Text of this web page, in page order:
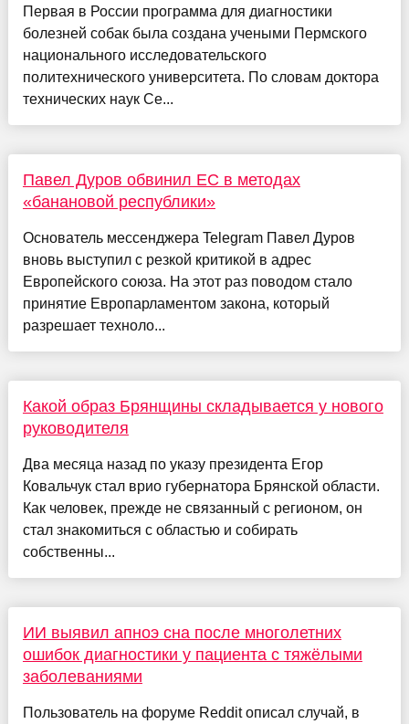
Первая в России программа для диагностики
болезней собак была создана учеными Пермского
национального исследовательского
политехнического университета. По словам доктора
технических наук Се...
Павел Дуров обвинил ЕС в методах
«банановой республики»
Основатель мессенджера Telegram Павел Дуров
вновь выступил с резкой критикой в адрес
Европейского союза. На этот раз поводом стало
принятие Европарламентом закона, который
разрешает техноло...
Какой образ Брянщины складывается у нового
руководителя
Два месяца назад по указу президента Егор
Ковальчук стал врио губернатора Брянской области.
Как человек, прежде не связанный с регионом, он
стал знакомиться с областью и собирать
собственны...
ИИ выявил апноэ сна после многолетних
ошибок диагностики у пациента с тяжёлыми
заболеваниями
Пользователь на форуме Reddit описал случай, в